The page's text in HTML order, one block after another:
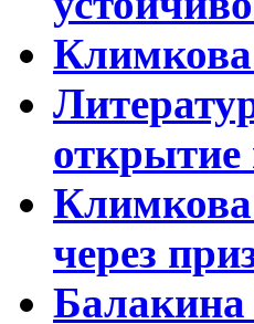
Климкова
открытие
через